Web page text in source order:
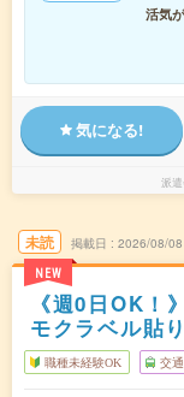
活気
気になる!
派
未読
NEW
掲載日 2026/08/08
《週0日OK！
モクラベル貼
職種未経験OK 交